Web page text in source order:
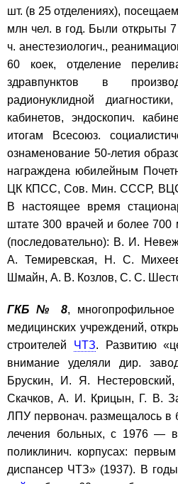
шт. (в 25 отделениях),
млн чел. в год. Были открыты 7
ч. анестезиологич.,
60 коек, отделение
здравпунктов в
радионуклидной
кабинетов, эндоскопич.
итогам Всесоюз.
ознаменование 50-летия
награждена юбилейным
ЦК КПСС, Сов. Мин. СССР,
В настоящее время
штате 300 врачей и более
(последовательно): В. И.
А. Темиревская, Н. С.
Шмайн, А. В. Козлов, С. С.
ГКБ № 8,
медицинских учреждений,
строителей ЧТЗ. Развитию
внимание уделяли дир.
Брускин, И. Я.
Скачков, А. И. Крицын, Г. В.
ЛПУ первонач. размещалось в
лечения больных, с 1976 —
поликлинич. корпусах:
диспансер ЧТЗ» (1937). В годы